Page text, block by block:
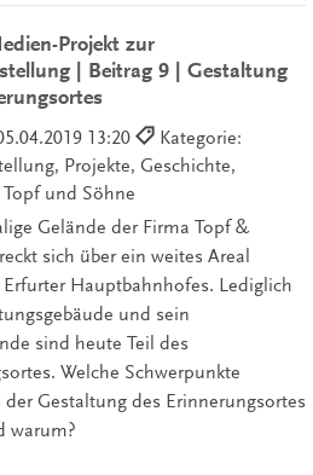
Projekt zur
| Beitrag 9 | Gestaltung
13:20
Kategorie:
Projekte, Geschichte,
und Söhne
Gelände der Firma Topf &
sich über ein weites Areal
Hauptbahnhofes. Lediglich
und sein
sind heute Teil des
Welche Schwerpunkte
Gestaltung des Erinnerungsortes
warum?